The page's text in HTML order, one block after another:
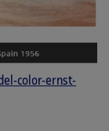
color-ernst-